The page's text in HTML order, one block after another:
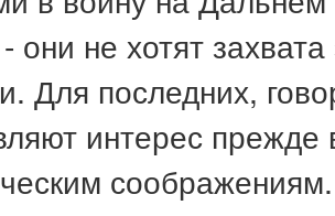
они не хотят
Для последних,
интерес прежде
соображениям.